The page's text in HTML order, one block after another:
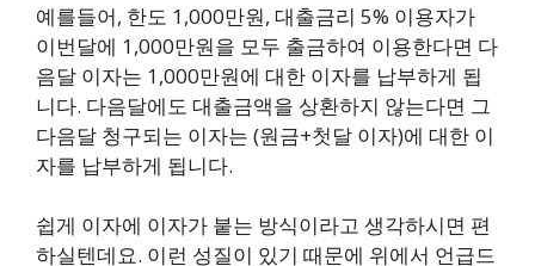
예를들어, 한도 1,000만원, 대출금리 5% 이용자가
이번달에 1,000만원을 모두 출금하여 이용한다면 다
음달 이자는 1,000만원에 대한 이자를 납부하게 됩
니다. 다음달에도 대출금액을 상환하지 않는다면 그
다음달 청구되는 이자는 (원금+첫달 이자)에 대한 이
자를 납부하게 됩니다.
쉽게 이자에 이자가 붙는 방식이라고 생각하시면 편
하실텐데요. 이런 성질이 있기 때문에 위에서 언급드